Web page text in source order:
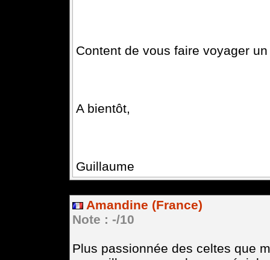
Content de vous faire voyager
A bientôt,
Guillaume
Amandine (France)
Note : -/10
Plus passionnée des celtes que